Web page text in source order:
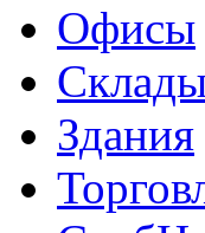
Офисы
Здания